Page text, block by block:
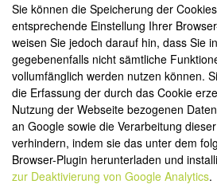
Sie können die Speicherung der
entsprechende Einstellung Ihrer
weisen Sie jedoch darauf hin, dass Sie
gegebenenfalls nicht sämtliche
vollumfänglich werden nutzen können.
die Erfassung der durch das Cookie
Nutzung der Webseite bezogenen
an Google sowie die Verarbeitung
verhindern, indem sie das unter dem
Browser-Plugin herunterladen und
zur Deaktivierung von Google Analytics.